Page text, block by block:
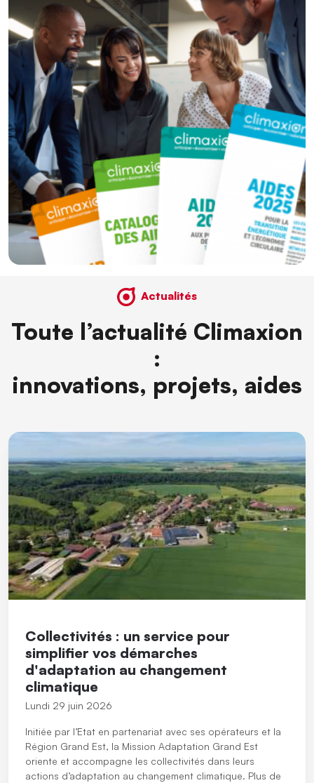
Actualités
Toute l’actualité Climaxion
:
innovations, projets, aides
Collectivités : un service pour
simplifier vos démarches
d'adaptation au changement
climatique
Lundi 29 juin 2026
Initiée par l’Etat en partenariat avec ses opérateurs et la
Région Grand Est, la Mission Adaptation Grand Est
oriente et accompagne les collectivités dans leurs
actions d’adaptation au changement climatique. Plus de